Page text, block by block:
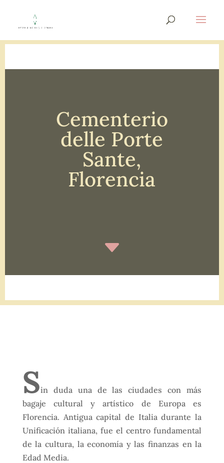
Cementerio
delle Porte
Sante,
Florencia
C
Sin duda una de las ciudades con más
bagaje cultural y artístico de Europa es
Florencia. Antigua capital de Italia durante la
Unificación italiana, fue el centro fundamental
de la cultura, la economía y las finanzas en la
Edad Media.